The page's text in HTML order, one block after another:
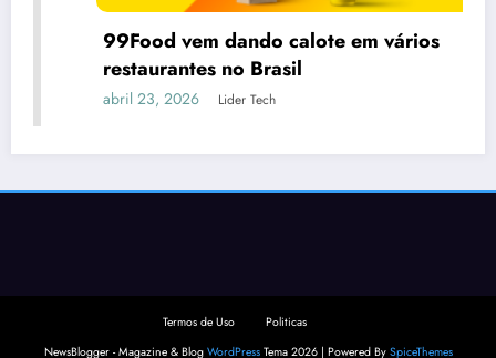
99Food vem dando calote em vários
restaurantes no Brasil
abril 23, 2026 Lider Tech
Termos de Uso
Politicas
NewsBlogger - Magazine & Blog WordPressTema 2026 | Powered By SpiceThemes